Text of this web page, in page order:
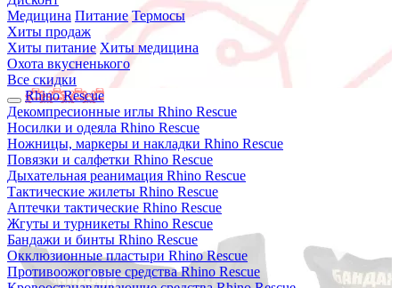
Медицина Питание Термосы
Хиты продаж
Хиты питание Хиты медицина
Охота вкусненького
Все скидки
Rhino Rescue
Декомпресионные иглы Rhino Rescue
Носилки и одеяла Rhino Rescue
Ножницы, маркеры и накладки Rhino Rescue
Повязки и салфетки Rhino Rescue
Дыхательная реанимация Rhino Rescue
Тактические жилеты Rhino Rescue
Аптечки тактические Rhino Rescue
Жгуты и турникеты Rhino Rescue
Бандажи и бинты Rhino Rescue
Окклюзионные пластыри Rhino Rescue
Противоожоговые средства Rhino Rescue